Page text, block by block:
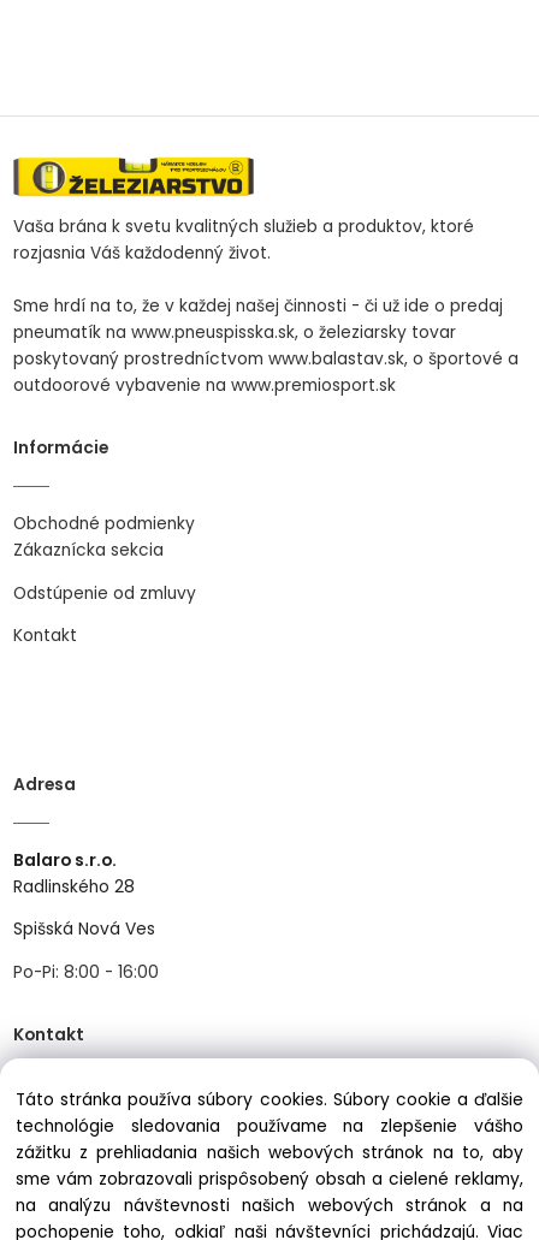
Vaša brána k svetu kvalitných služieb a produktov, ktoré
rozjasnia Váš každodenný život.
Sme hrdí na to, že v každej našej činnosti - či už ide o predaj
pneumatík na www.pneuspisska.sk, o železiarsky tovar
poskytovaný prostredníctvom www.balastav.sk, o športové a
outdoorové vybavenie na www.premiosport.sk
Informácie
Obchodné podmienky
Zákaznícka sekcia
Odstúpenie od zmluvy
Kontakt
Adresa
Balaro s.r.o.
Radlinského 28
Spišská Nová Ves
Po-Pi: 8:00 - 16:00
Kontakt
Tel:+421534466489
Mail:info@balastav.sk
Táto stránka používa súbory cookies. Súbory cookie a ďalšie
technológie sledovania používame na zlepšenie vášho
zážitku z prehliadania našich webových stránok na to, aby
sme vám zobrazovali prispôsobený obsah a cielené reklamy,
na analýzu návštevnosti našich webových stránok a na
pochopenie toho, odkiaľ naši návštevníci prichádzajú.Viac